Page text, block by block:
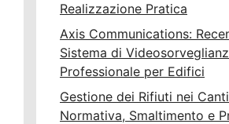
Realizzazione Pratica
Axis Communications:
Sistema di
Professionale per Edifici
Gestione dei Rifiuti nei
Normativa, Smaltimento e